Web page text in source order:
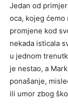
Jedan od
oca, kojeg
promjene kod
nekada isticala
u jednom
je nestao, a
ponašanje,
ili umor zbog